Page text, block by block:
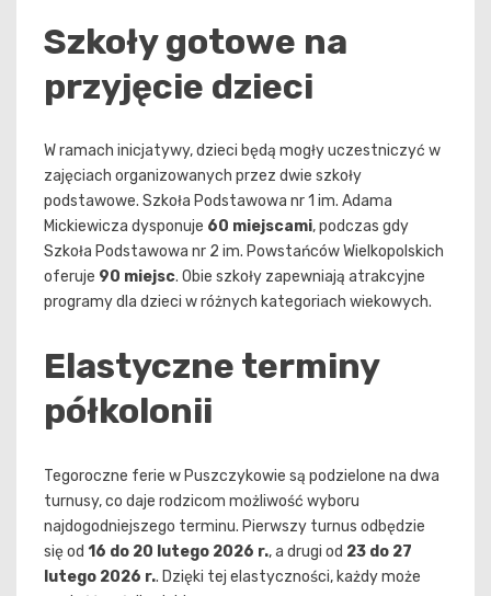
Szkoły gotowe na
przyjęcie dzieci
W ramach inicjatywy, dzieci będą mogły uczestniczyć w
zajęciach organizowanych przez dwie szkoły
podstawowe. Szkoła Podstawowa nr 1 im. Adama
Mickiewicza dysponuje 60 miejscami, podczas gdy
Szkoła Podstawowa nr 2 im. Powstańców Wielkopolskich
oferuje 90 miejsc. Obie szkoły zapewniają atrakcyjne
programy dla dzieci w różnych kategoriach wiekowych.
Elastyczne terminy
półkolonii
Tegoroczne ferie w Puszczykowie są podzielone na dwa
turnusy, co daje rodzicom możliwość wyboru
najdogodniejszego terminu. Pierwszy turnus odbędzie
się od 16 do 20 lutego 2026 r., a drugi od 23 do 27
lutego 2026 r.. Dzięki tej elastyczności, każdy może